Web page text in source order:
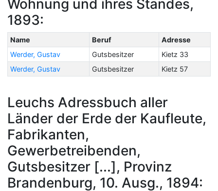
Wohnung und ihres Standes,
1893:
Name Beruf
Adresse
Werder, Gustav
Gutsbesitzer
Kietz 33
Werder, Gustav
Gutsbesitzer Kietz 57
Leuchs Adressbuch aller
Länder der Erde der Kaufleute,
Fabrikanten,
Gewerbetreibenden,
Gutsbesitzer [...], Provinz
Brandenburg, 10. Ausg., 1894: